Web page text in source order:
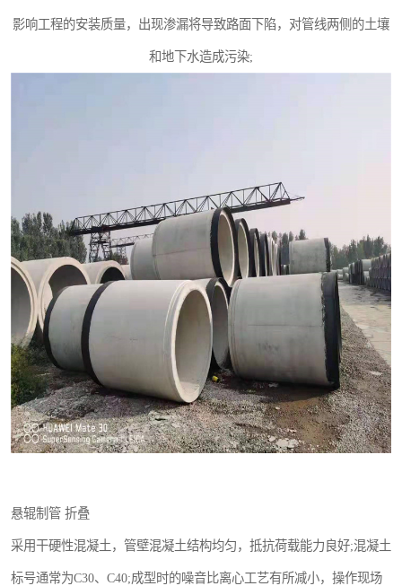
影响工程的安装质量，出现渗漏将导致路面下陷，对管线两侧的土壤
和地下水造成污染;
悬辊制管 折叠
采用干硬性混凝土，管壁混凝土结构均匀，抵抗荷载能力良好;混凝土
标号通常为C30、C40;成型时的噪音比离心工艺有所减小，操作现场